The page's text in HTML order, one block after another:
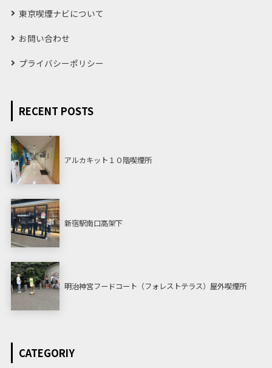
東京喫煙ナビについて
お問い合わせ
プライバシーポリシー
RECENT POSTS
アルカキット１０階喫煙所
新宿駅南口高架下
明治神宮フードコート（フォレストテラス）屋外喫煙所
CATEGORIY